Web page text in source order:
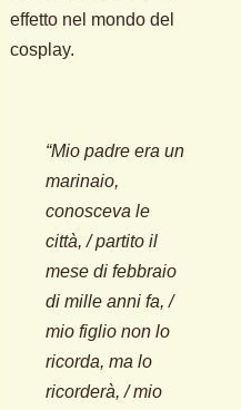
effetto nel mondo del
cosplay.
“Mio padre era un
marinaio,
conosceva le
città, / partito il
mese di febbraio
di mille anni fa, /
mio figlio non lo
ricorda, ma lo
ricorderà, / mio